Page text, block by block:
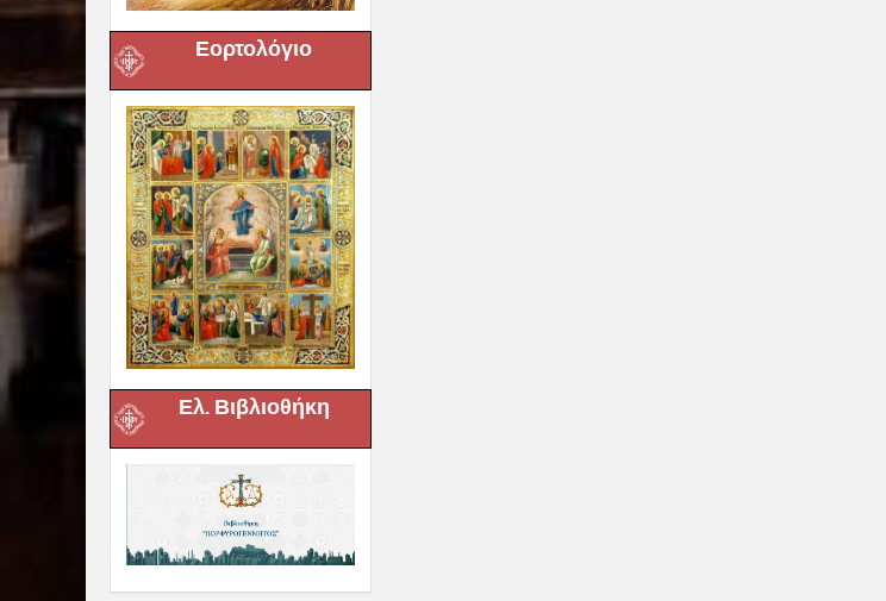
Εορτολόγιο
Ελ. Βιβλιοθήκη